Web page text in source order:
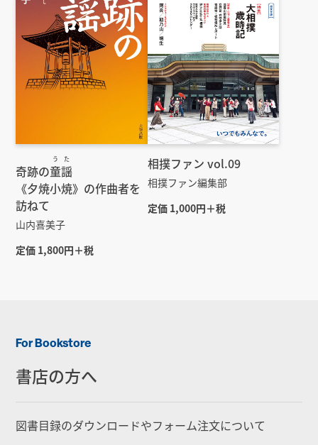
奇跡の童謡
うた
《夕焼小焼》の作曲者を
訪ねて
山内喜美子
定価 1,800円＋税
相撲ファン vol.09
相撲ファン編集部
定価 1,000円＋税
For Bookstore
書店の方へ
図書目録のダウンロードやフォーム注文について